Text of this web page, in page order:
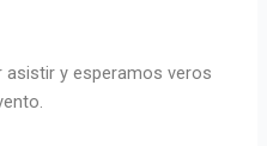
asistir y esperamos veros